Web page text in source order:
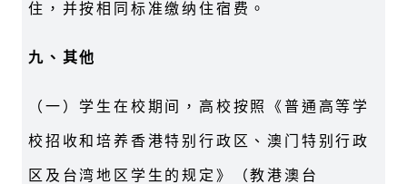
住，并按相同标准缴纳住宿费。
九、其他
（一）学生在校期间，高校按照《普通高等学
校招收和培养香港特别行政区、澳门特别行政
区及台湾地区学生的规定》（教港澳台